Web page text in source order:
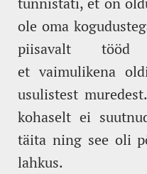
ole oma
piisavalt tööd
et vaimulikena
usulistest
kohaselt ei
täita ning see oli
lahkus.